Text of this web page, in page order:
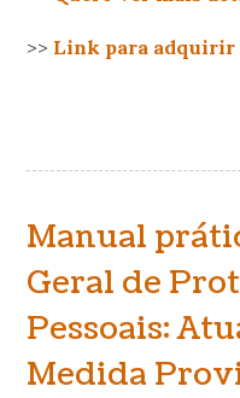
>> Link para
Manual
Geral de
Pessoais:
Medida